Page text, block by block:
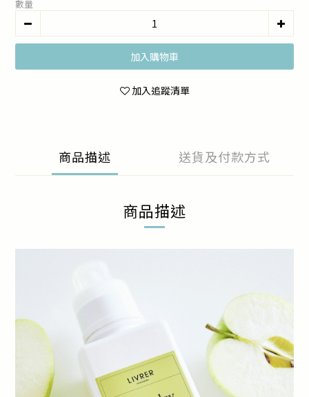
數量
加入購物車
加入追蹤清單
商品描述 送貨及付款方式
商品描述